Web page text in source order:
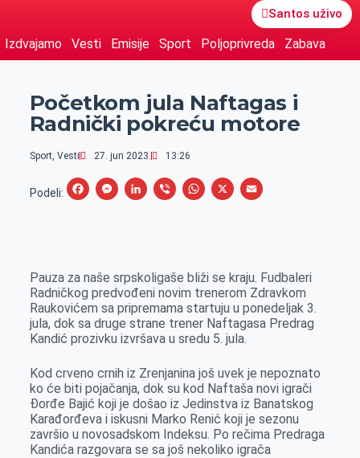
Santos uživo
Izdvajamo Vesti Emisije Sport Poljoprivreda Zabava
Početkom jula Naftagas i
Radnički pokreću motore
Sport, Vesti 27. jun 2023. 13:26
Podeli:
F
b
o
o
k
M
e
n
g
e
r
L
e
d
I
n
V
r
W
s
A
p
p
X
E
l
Pauza za naše srpskoligaše bliži se kraju. Fudbaleri
Radničkog predvođeni novim trenerom Zdravkom
Raukovićem sa pripremama startuju u ponedeljak 3.
jula, dok sa druge strane trener Naftagasa Predrag
Kandić prozivku izvršava u sredu 5. jula.
Kod crveno crnih iz Zrenjanina još uvek je nepoznato
ko će biti pojačanja, dok su kod Naftaša novi igrači
Đorđe Bajić koji je došao iz Jedinstva iz Banatskog
Karađorđeva i iskusni Marko Renić koji je sezonu
završio u novosadskom Indeksu. Po rečima Predraga
Kandića razgovara se sa još nekoliko igrača